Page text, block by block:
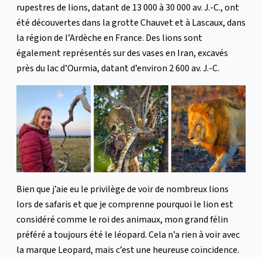
rupestres de lions, datant de 13 000 à 30 000 av. J.-C., ont
été découvertes dans la grotte Chauvet et à Lascaux, dans
la région de l’Ardèche en France. Des lions sont
également représentés sur des vases en Iran, excavés
près du lac d’Ourmia, datant d’environ 2 600 av. J.-C.
Bien que j’aie eu le privilège de voir de nombreux lions
lors de safaris et que je comprenne pourquoi le lion est
considéré comme le roi des animaux, mon grand félin
préféré a toujours été le léopard. Cela n’a rien à voir avec
la marque Leopard, mais c’est une heureuse coïncidence.